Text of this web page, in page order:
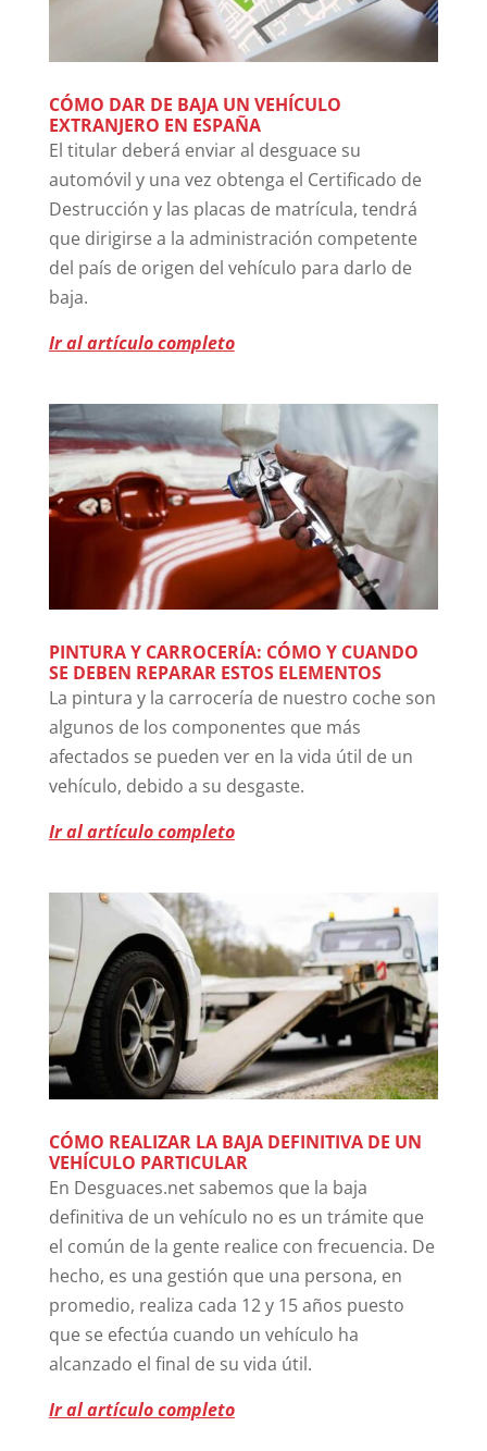
CÓMO DAR DE BAJA UN VEHÍCULO
EXTRANJERO EN ESPAÑA
El titular deberá enviar al desguace su
automóvil y una vez obtenga el Certificado de
Destrucción y las placas de matrícula, tendrá
que dirigirse a la administración competente
del país de origen del vehículo para darlo de
baja.
Ir al artículo completo
PINTURA Y CARROCERÍA: CÓMO Y CUANDO
SE DEBEN REPARAR ESTOS ELEMENTOS
La pintura y la carrocería de nuestro coche son
algunos de los componentes que más
afectados se pueden ver en la vida útil de un
vehículo, debido a su desgaste.
Ir al artículo completo
CÓMO REALIZAR LA BAJA DEFINITIVA DE UN
VEHÍCULO PARTICULAR
En Desguaces.net sabemos que la baja
definitiva de un vehículo no es un trámite que
el común de la gente realice con frecuencia. De
hecho, es una gestión que una persona, en
promedio, realiza cada 12 y 15 años puesto
que se efectúa cuando un vehículo ha
alcanzado el final de su vida útil.
Ir al artículo completo